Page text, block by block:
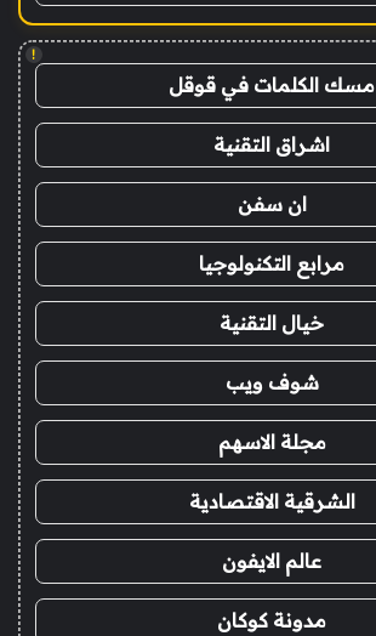
!
مسك الكلمات في قوقل
اشراق التقنية
ان سفن
مرابع التكنولوجيا
خيال التقنية
شوف ويب
مجلة الاسهم
الشرقية الاقتصادية
عالم الايفون
مدونة كوكان